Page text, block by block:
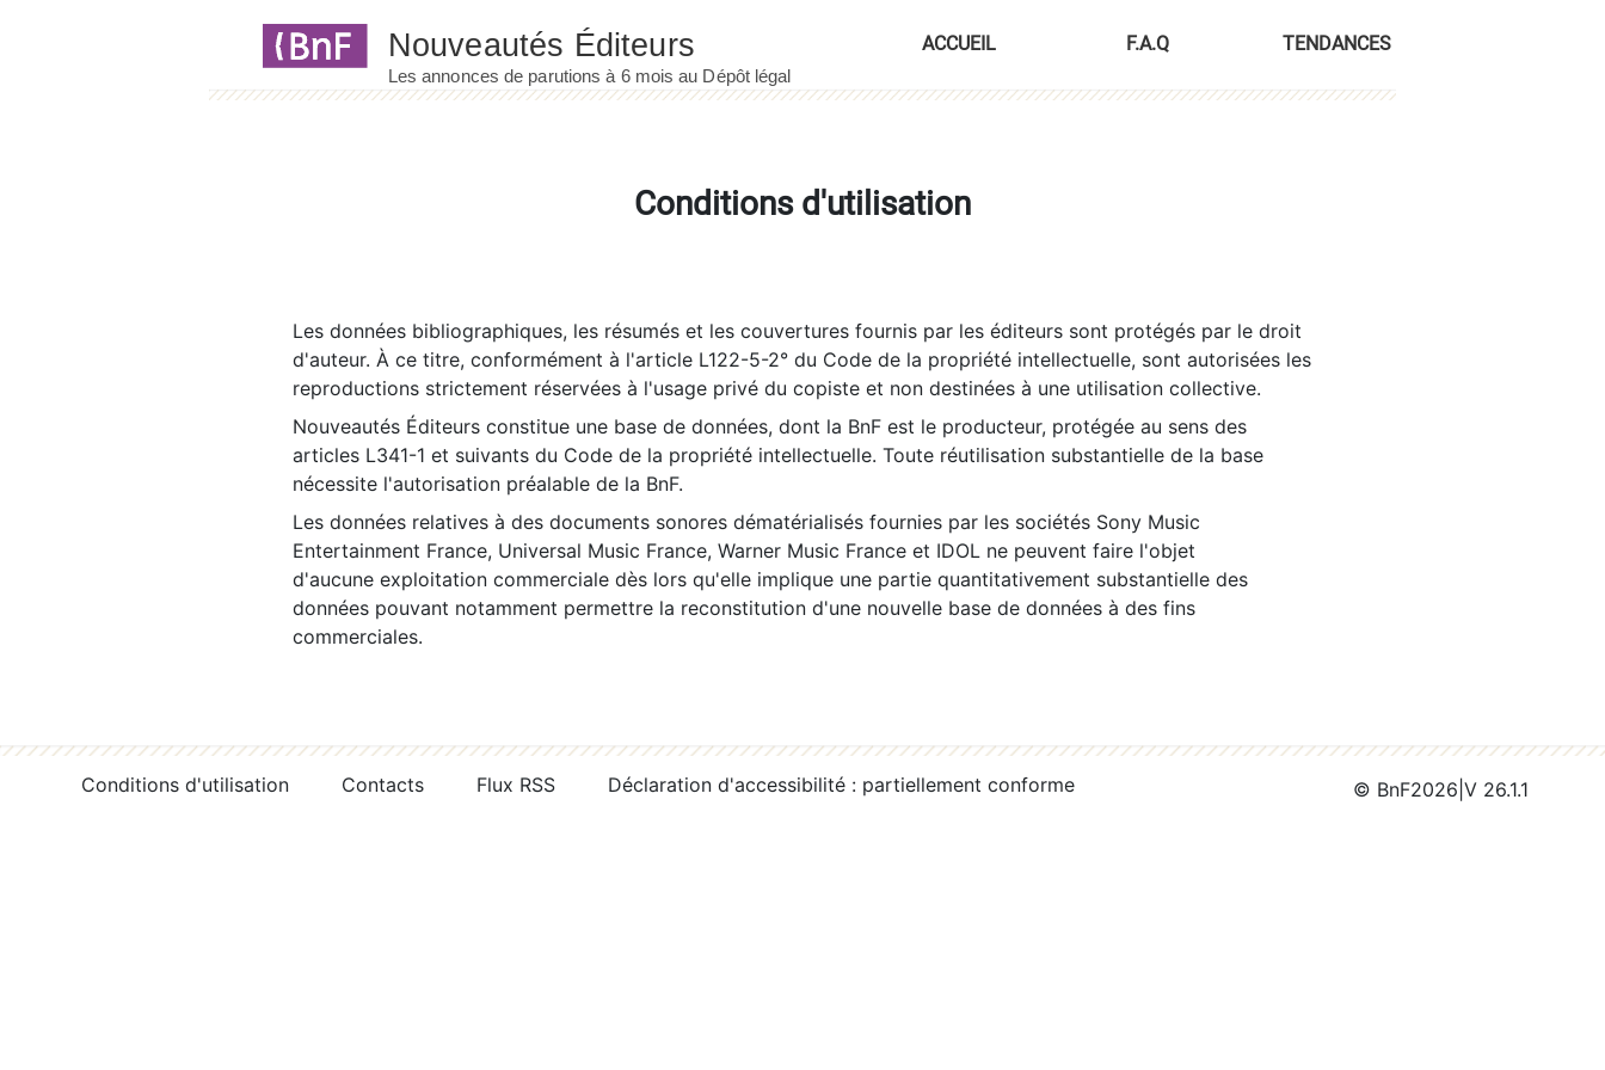
ACCUEIL F.A.Q TENDANCES
Conditions d'utilisation
Les données bibliographiques, les résumés et les couvertures fournis par les éditeurs sont protégés par le droit
d'auteur. À ce titre, conformément à l'article L122-5-2° du Code de la propriété intellectuelle, sont autorisées les
reproductions strictement réservées à l'usage privé du copiste et non destinées à une utilisation collective.
Nouveautés Éditeurs constitue une base de données, dont la BnF est le producteur, protégée au sens des
articles L341-1 et suivants du Code de la propriété intellectuelle. Toute réutilisation substantielle de la base
nécessite l'autorisation préalable de la BnF.
Les données relatives à des documents sonores dématérialisés fournies par les sociétés Sony Music
Entertainment France, Universal Music France, Warner Music France et IDOL ne peuvent faire l'objet
d'aucune exploitation commerciale dès lors qu'elle implique une partie quantitativement substantielle des
données pouvant notamment permettre la reconstitution d'une nouvelle base de données à des fins
commerciales.
Conditions d'utilisation Contacts Flux RSS Déclaration d'accessibilité : partiellement conforme © BnF2026 V 26.1.1